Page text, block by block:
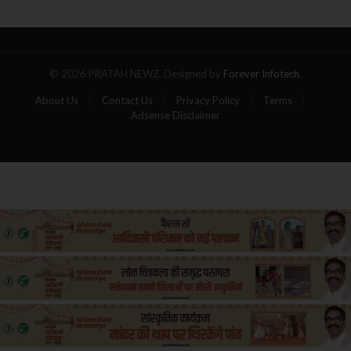
© 2026 PRATAH NEWZ. Designed by Forever Infotech
About Us Contact Us Privacy Policy
Terms
Adsense Disclaimer